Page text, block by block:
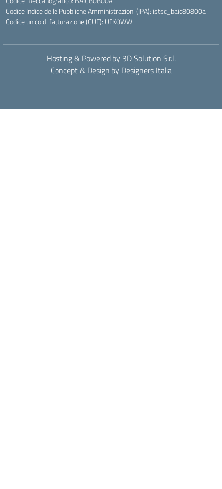
Codice Indice delle Pubbliche Amministrazioni (IPA): istsc_baic80800a
Codice unico di fatturazione (CUF): UFK0WW
Hosting & Powered by 3D Solution S.r.l.
Concept & Design by Designers Italia